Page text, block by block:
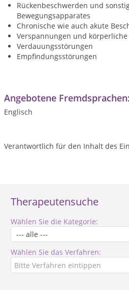
Therapeutensuche
Wählen Sie die Kategorie:
Wählen Sie das Verfahren:
Rückenbeschwerden und
Bewegungsapparates
Chronische wie auch akute
Verspannungen und körperliche
Verdauungsstörungen
Empfindungsstörungen
Angebotene Fremdsprachen:
Englisch
Verantwortlich für den Inhalt des